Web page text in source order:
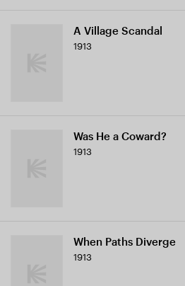
A Village Scandal
1913
Was He a Coward?
1913
When Paths Diverge
1913